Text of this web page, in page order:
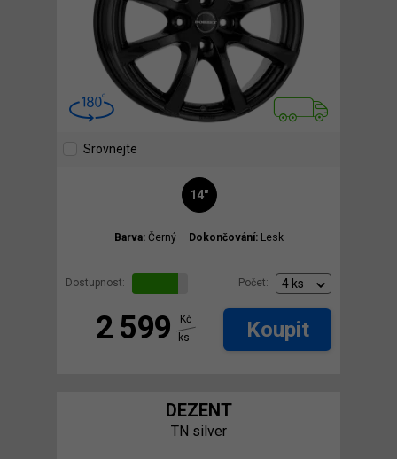
Srovnejte
14"
Barva: Černý Dokončování: Lesk
Dostupnost: Počet:
2 599
Kč
ks
Koupit
DEZENT
TN silver